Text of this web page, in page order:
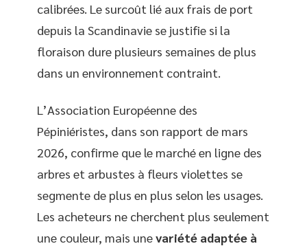
calibrées. Le surcoût lié aux frais de port
depuis la Scandinavie se justifie si la
floraison dure plusieurs semaines de plus
dans un environnement contraint.
L’Association Européenne des
Pépiniéristes, dans son rapport de mars
2026, confirme que le marché en ligne des
arbres et arbustes à fleurs violettes se
segmente de plus en plus selon les usages.
Les acheteurs ne cherchent plus seulement
une couleur, mais unevariété adaptée à